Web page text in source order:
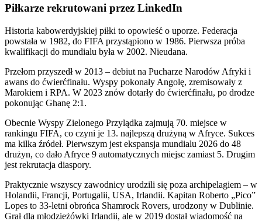
Piłkarze rekrutowani przez LinkedIn
Historia kabowerdyjskiej piłki to opowieść o uporze. Federacja
powstała w 1982, do FIFA przystąpiono w 1986. Pierwsza próba
kwalifikacji do mundialu była w 2002. Nieudana.
Przełom przyszedł w 2013 – debiut na Pucharze Narodów Afryki i
awans do ćwierćfinału. Wyspy pokonały Angolę, zremisowały z
Marokiem i RPA. W 2023 znów dotarły do ćwierćfinału, po drodze
pokonując Ghanę 2:1.
Obecnie Wyspy Zielonego Przylądka zajmują 70. miejsce w
rankingu FIFA, co czyni je 13. najlepszą drużyną w Afryce. Sukces
ma kilka źródeł. Pierwszym jest ekspansja mundialu 2026 do 48
drużyn, co dało Afryce 9 automatycznych miejsc zamiast 5. Drugim
jest rekrutacja diaspory.
Praktycznie wszyscy zawodnicy urodzili się poza archipelagiem – w
Holandii, Francji, Portugalii, USA, Irlandii. Kapitan Roberto „Pico”
Lopes to 33-letni obrońca Shamrock Rovers, urodzony w Dublinie.
Grał dla młodzieżówki Irlandii, ale w 2019 dostał wiadomość na